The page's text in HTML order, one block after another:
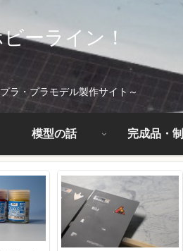
ーライン！
ラ・プラモデル製作サイト～
模型の話 完成品・